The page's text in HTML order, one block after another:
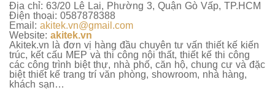
Địa chỉ: 63/20 Lê Lai, Phường 3, Quận Gò Vấp, TP.HCM
Điện thoại: 0587878388
Email: akitek.vn@gmail.com
Website: akitek.vn
Akitek.vn là đơn vị hàng đầu chuyên tư vấn thiết kế kiến
trúc, kết cấu MEP và thi công nội thất, thiết kế thi công
các công trình biệt thự, nhà phố, căn hộ, chung cư và đặc
biệt thiết kế trang trí văn phòng, showroom, nhà hàng,
khách sạn…